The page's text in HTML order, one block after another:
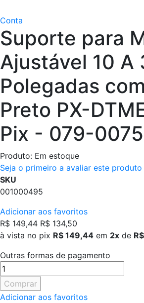
Conta
Suporte para
Ajustável 10 A
Polegadas
Preto PX-
Pix - 079-0075
Produto: Em estoque
Seja o primeiro a avaliar este produto
SKU
001000495
Adicionar aos favoritos
R$ 149,44 R$ 134,50
à vista no pix R$ 149,44 em 2x de
Outras formas de pagamento
Comprar
Adicionar aos favoritos